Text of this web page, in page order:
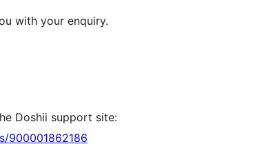
with your enquiry.
Doshii support site:
900001862186